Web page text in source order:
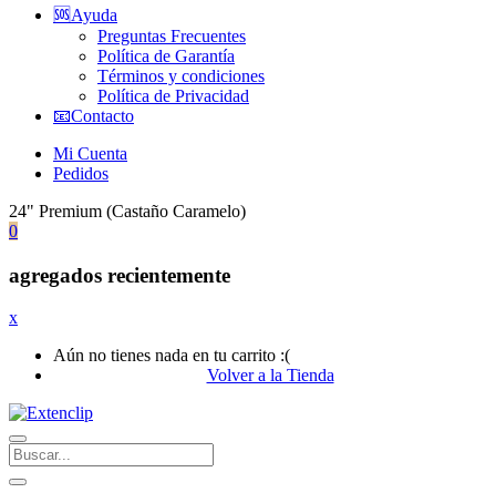
🆘Ayuda
Preguntas Frecuentes
Política de Garantía
Términos y condiciones
Política de Privacidad
📧Contacto
Mi Cuenta
Pedidos
24" Premium (Castaño Caramelo)
0
agregados recientemente
x
Aún no tienes nada en tu carrito :(
Volver a la Tienda